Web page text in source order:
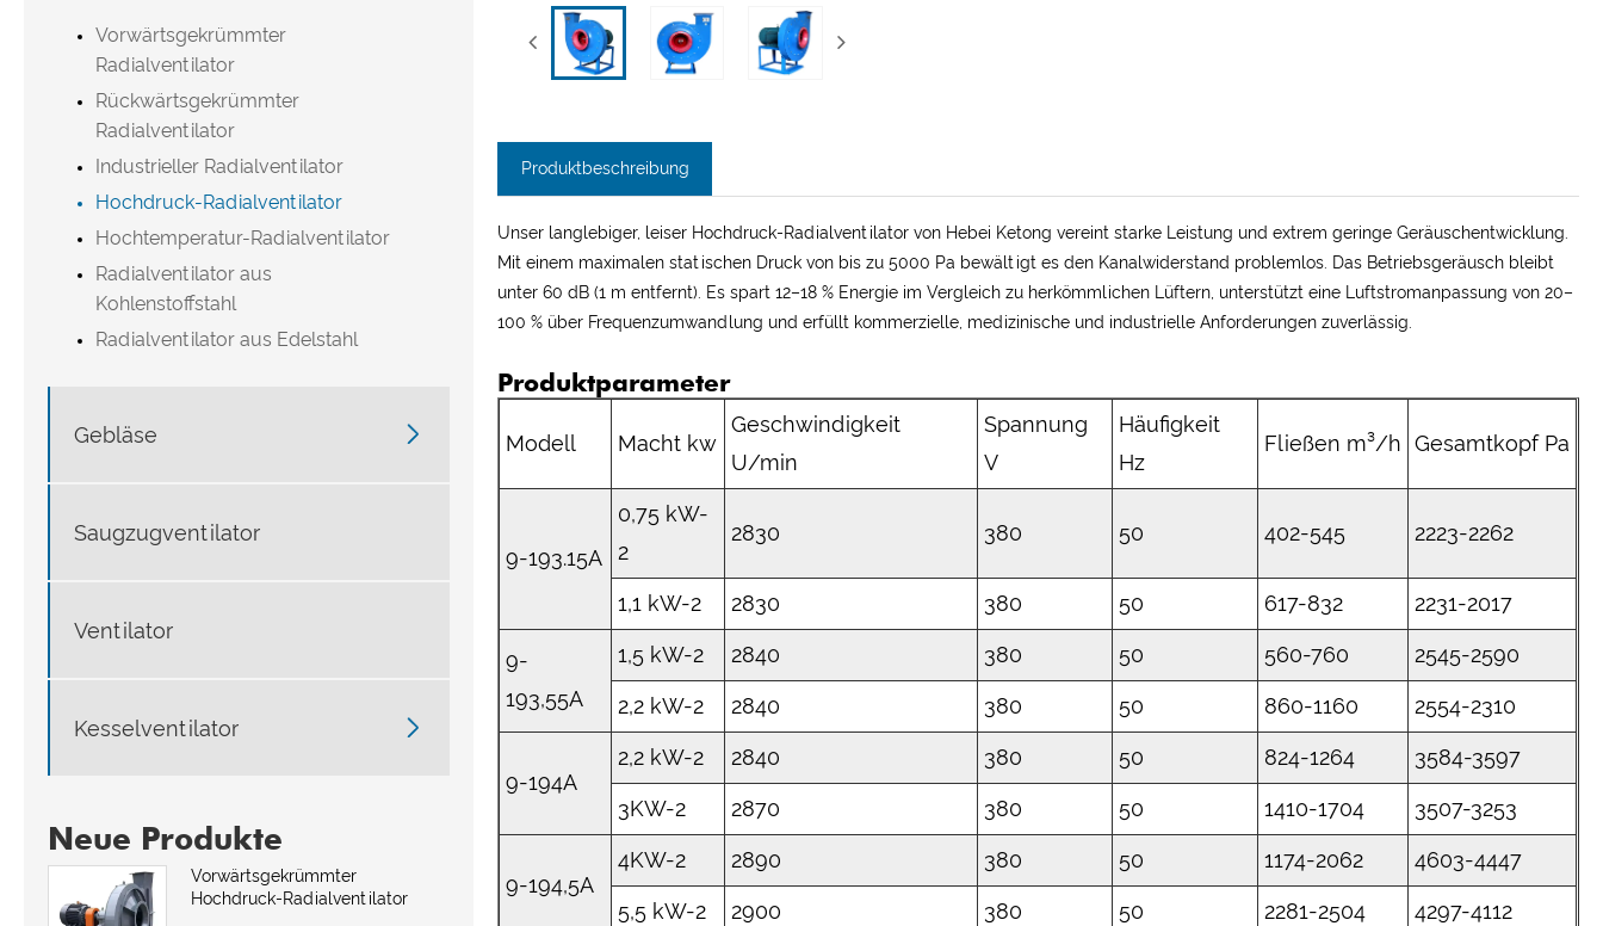
Vorwärtsgekrümmter
Radialventilator
Rückwärtsgekrümmter
Radialventilator
Industrieller Radialventilator
Hochdruck-Radialventilator
Hochtemperatur-Radialventilator
Radialventilator aus
Kohlenstoffstahl
Radialventilator aus Edelstahl
Gebläse 
Saugzugventilator
Ventilator
Kesselventilator 
Neue Produkte
Vorwärtsgekrümmter
Hochdruck-Radialventilator
Produktbeschreibung
Unser langlebiger, leiser Hochdruck-Radialventilator von Hebei Ketong vereint starke Leistung und extrem geringe Geräuschentwicklung.
Mit einem maximalen statischen Druck von bis zu 5000 Pa bewältigt es den Kanalwiderstand problemlos. Das Betriebsgeräusch bleibt
unter 60 dB (1 m entfernt). Es spart 12–18 % Energie im Vergleich zu herkömmlichen Lüftern, unterstützt eine Luftstromanpassung von 20–
100 % über Frequenzumwandlung und erfüllt kommerzielle, medizinische und industrielle Anforderungen zuverlässig.
Produktparameter
Modell Macht kw
Geschwindigkeit
U/min
Spannung
V
Häufigkeit
Hz
Fließen m³/h Gesamtkopf Pa
9-193.15A
0,75 kW-
2
2830 380 50 402-545 2223-2262
1,1 kW-2 2830 380 50 617-832 2231-2017
9-
193,55A
1,5 kW-2 2840 380 50 560-760 2545-2590
2,2 kW-2 2840 380 50 860-1160 2554-2310
9-194A
2,2 kW-2 2840 380 50 824-1264 3584-3597
3KW-2 2870 380 50 1410-1704 3507-3253
9-194,5A
4KW-2 2890 380 50 1174-2062 4603-4447
5,5 kW-2 2900 380 50 2281-2504 4297-4112